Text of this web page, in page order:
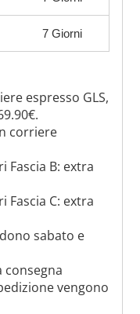
7 Giorni
espresso GLS,
corriere
Fascia B: extra
Fascia C: extra
sabato e
consegna
vengono